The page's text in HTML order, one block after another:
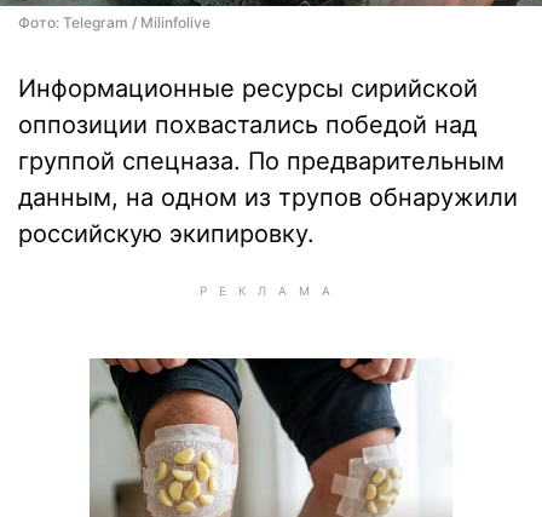
Фото: Telegram / Milinfolive
Информационные ресурсы сирийской
оппозиции похвастались победой над
группой спецназа. По предварительным
данным, на одном из трупов обнаружили
российскую экипировку.